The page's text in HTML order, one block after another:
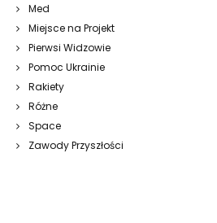
Med
Miejsce na Projekt
Pierwsi Widzowie
Pomoc Ukrainie
Rakiety
Różne
Space
Zawody Przyszłości